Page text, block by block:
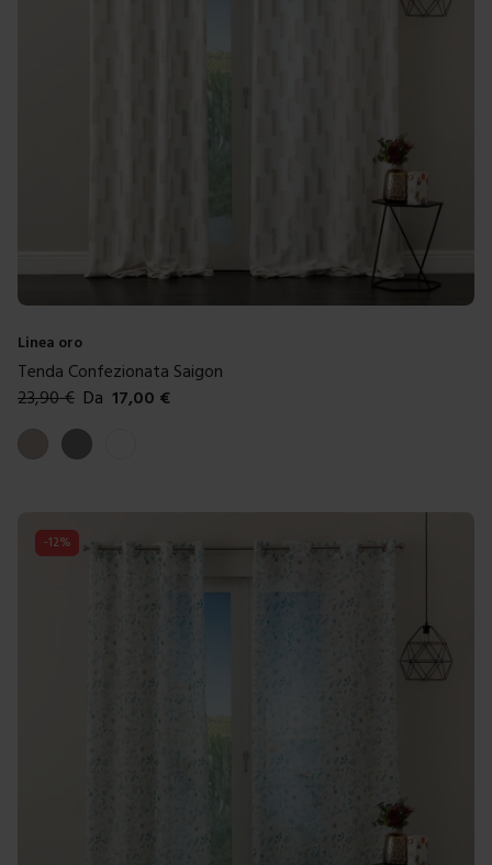
Linea oro
Tenda Confezionata Saigon
23,90€ Da 17,00 €
Colori disponibili
TortoraGrigio
-12%